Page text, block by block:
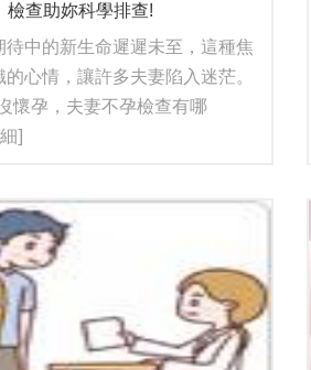
檢查助妳科學排查!
中的新生命遲遲未至，這種焦
心情，讓許多夫妻陷入迷茫。
懷孕，夫妻不孕檢查有哪
]